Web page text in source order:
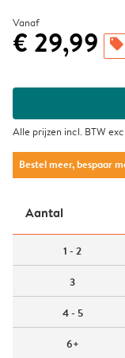
Vanaf
€ 29,99 offers
Alle prijzen incl. BTW
Bestel meer, bespaar
Aantal
1 - 2
3
4 - 5
6+